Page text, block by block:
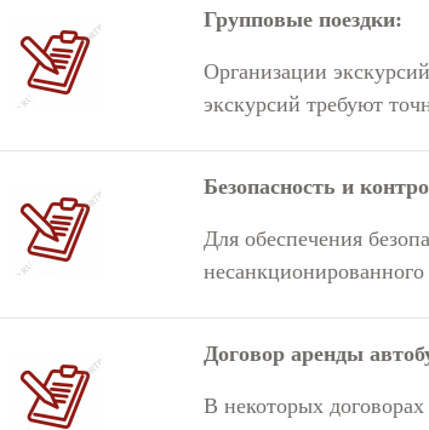
Групповые поездки:
Организации
экскурсий требуют
Безопасность и
Для обеспечения
несанкционированного
Договор аренды
В некоторых договорах